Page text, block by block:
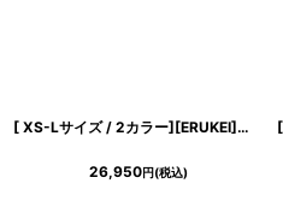
[ XS-Lサイズ / 2カラー][ERUKEI]サテン・レース・スパンコール・ワンショルダー・肩リボン・ギャザー・スリット・タイト・マーメイド・ロングドレス[送料無料]
26,950円(税込)